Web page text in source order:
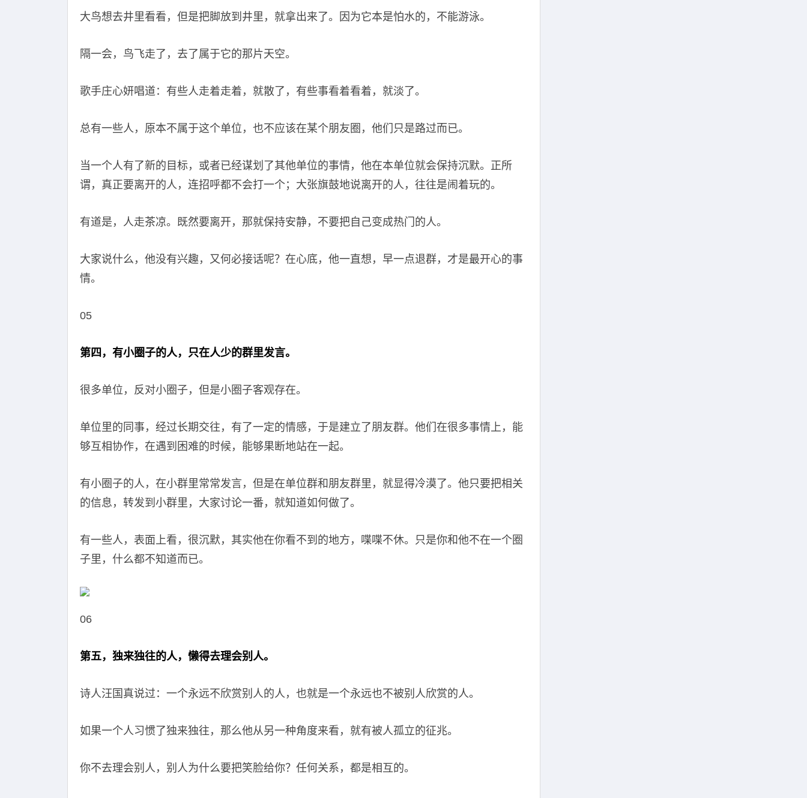
大鸟想去井里看看，但是把脚放到井里，就拿出来了。因为它本是怕水的，不能游泳。
隔一会，鸟飞走了，去了属于它的那片天空。
歌手庄心妍唱道：有些人走着走着，就散了，有些事看着看着，就淡了。
总有一些人，原本不属于这个单位，也不应该在某个朋友圈，他们只是路过而已。
当一个人有了新的目标，或者已经谋划了其他单位的事情，他在本单位就会保持沉默。正所
谓，真正要离开的人，连招呼都不会打一个；大张旗鼓地说离开的人，往往是闹着玩的。
有道是，人走茶凉。既然要离开，那就保持安静，不要把自己变成热门的人。
大家说什么，他没有兴趣，又何必接话呢？在心底，他一直想，早一点退群，才是最开心的事
情。
05
第四，有小圈子的人，只在人少的群里发言。
很多单位，反对小圈子，但是小圈子客观存在。
单位里的同事，经过长期交往，有了一定的情感，于是建立了朋友群。他们在很多事情上，能
够互相协作，在遇到困难的时候，能够果断地站在一起。
有小圈子的人，在小群里常常发言，但是在单位群和朋友群里，就显得冷漠了。他只要把相关
的信息，转发到小群里，大家讨论一番，就知道如何做了。
有一些人，表面上看，很沉默，其实他在你看不到的地方，喋喋不休。只是你和他不在一个圈
子里，什么都不知道而已。
06
第五，独来独往的人，懒得去理会别人。
诗人汪国真说过：一个永远不欣赏别人的人，也就是一个永远也不被别人欣赏的人。
如果一个人习惯了独来独往，那么他从另一种角度来看，就有被人孤立的征兆。
你不去理会别人，别人为什么要把笑脸给你？任何关系，都是相互的。